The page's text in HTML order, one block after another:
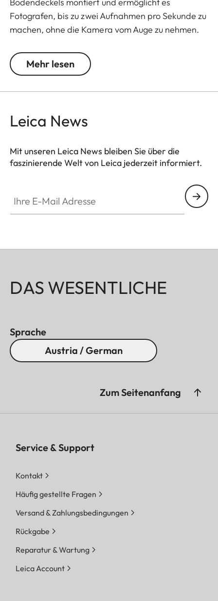
Bodendeckels montiert und ermöglicht es
Fotografen, bis zu zwei Aufnahmen pro Sekunde zu
machen, ohne die Kamera vom Auge zu nehmen.
Um den Leicavit M zu benutzen, klappen Sie den
Aufzugshebel aus, ziehen ihn bis zum Anschlag,
MP, M6, M7, M6 TTL, M4-P und M4-2.
Mehr lesen
Leica News
Mit unseren Leica News bleiben Sie über die
faszinierende Welt von Leica jederzeit informiert.
DAS WESENTLICHE
Sprache
Austria / German
Zum Seitenanfang
Service & Support
Kontakt
Häufig gestellte Fragen
Versand & Zahlungsbedingungen
Rückgabe
Reparatur & Wartung
Leica Account